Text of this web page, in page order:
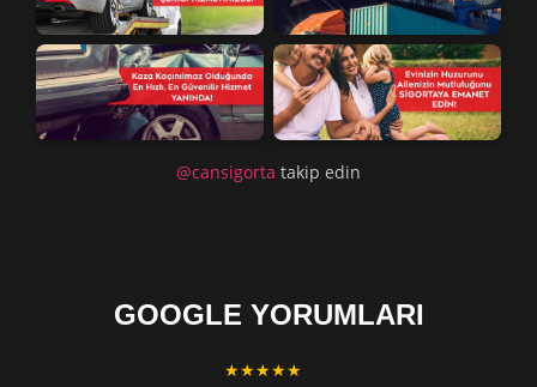
@cansigorta takip edin
GOOGLE YORUMLARI
★★★★★